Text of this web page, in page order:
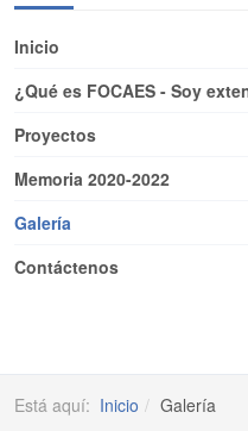
Inicio
¿Qué es FOCAES - Soy
Proyectos
Memoria 2020-2022
Galería
Contáctenos
Está aquí: Inicio Galería